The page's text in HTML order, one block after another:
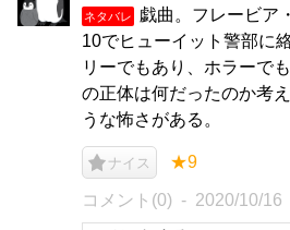
ネタバレ
戯曲。フレービア
10でヒューイット警部に
リーでもあり、ホラーで
の正体は何だったのか考
うな怖さがある。
ナイス ★9
コメント(0) 2020/10/16